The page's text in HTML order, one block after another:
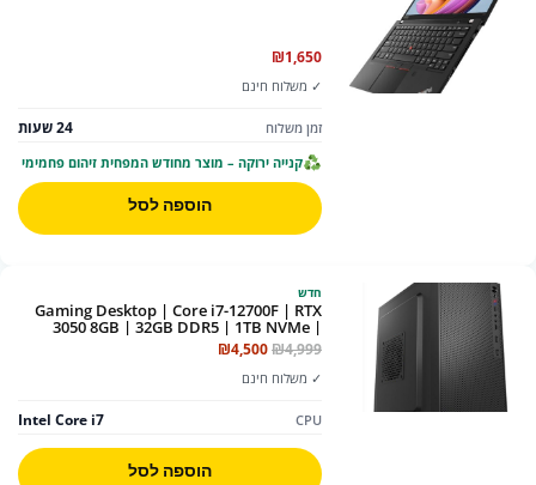
₪1,650
✓ משלוח חינם
זמן משלוח 24 שעות
קנייה ירוקה – מוצר מחודש המפחית זיהום פחמימי
הוספה לסל
חדש
Gaming Desktop | Core i7-12700F | RTX
3050 8GB | 32GB DDR5 | 1TB NVMe |
Win11 | 3Y
₪4,999
המחיר
היה:
₪4,500
✓ משלוח חינם
CPU
Intel Core i7
הוספה לסל